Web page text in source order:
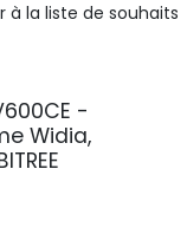
à la liste de souhaits
-
Widia,